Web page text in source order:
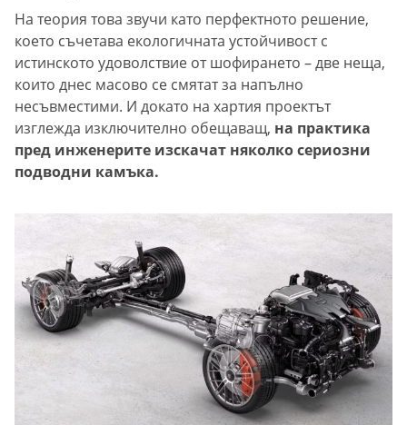
На теория това звучи като перфектното решение,
което съчетава екологичната устойчивост с
истинското удоволствие от шофирането – две неща,
които днес масово се смятат за напълно
несъвместими. И докато на хартия проектът
изглежда изключително обещаващ, на практика
пред инженерите изскачат няколко сериозни
подводни камъка.